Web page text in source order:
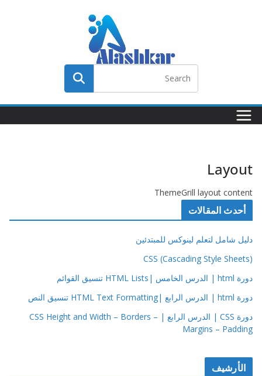
Layout
ThemeGrill layout content
أحدث المقالات
دليل شامل لتعلم لينوكس للمبتدئين
CSS (Cascading Style Sheets)
دورة html | الدرس الخامس |HTML Lists تنسيق القوائم
دورة html | الدرس الرابع |HTML Text Formatting تنسيق النص
دورة CSS | الدرس الرابع | CSS Height and Width – Borders –
Margins – Padding
الأرشيف